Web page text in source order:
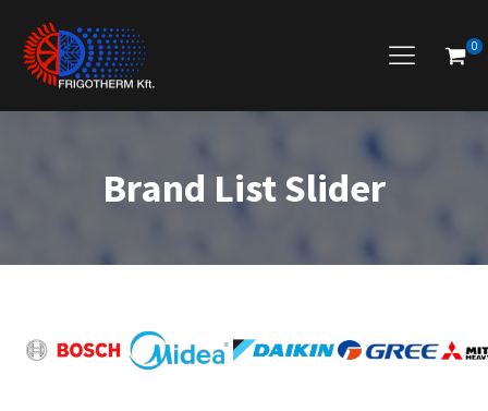
0
Brand List Slider